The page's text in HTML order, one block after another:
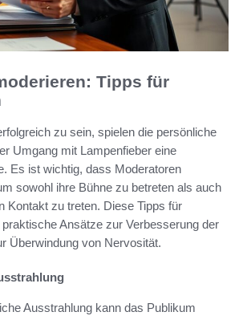
Tipps für
zu sein, spielen die persönliche
Umgang mit Lampenfieber eine
Es ist wichtig, dass Moderatoren
sowohl ihre Bühne zu betreten als auch
Kontakt zu treten. Diese Tipps für
Ansätze zur Verbesserung der
Überwindung von Nervosität.
Ausstrahlung kann das Publikum